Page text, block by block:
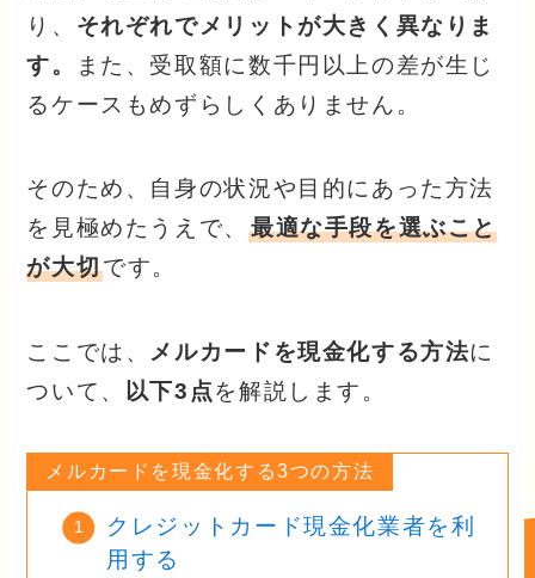
り、 それぞれでメリットが大きく異なりま
す。
また、受取額に数千円以上の差が生じ
るケースもめずらしくありません。
そのため、自身の状況や目的にあった方法
を見極めたうえで、 最適な手段を選ぶこと
が大切です。
ここでは、 メルカードを現金化する方法に
ついて、
以下3点を解説します。
メルカードを現金化する3つの方法
クレジットカード現金化業者を利
用する